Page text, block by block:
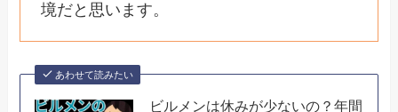
境だと思います。
あわせて読みたい
ビルメンは休みが少ないの？年間